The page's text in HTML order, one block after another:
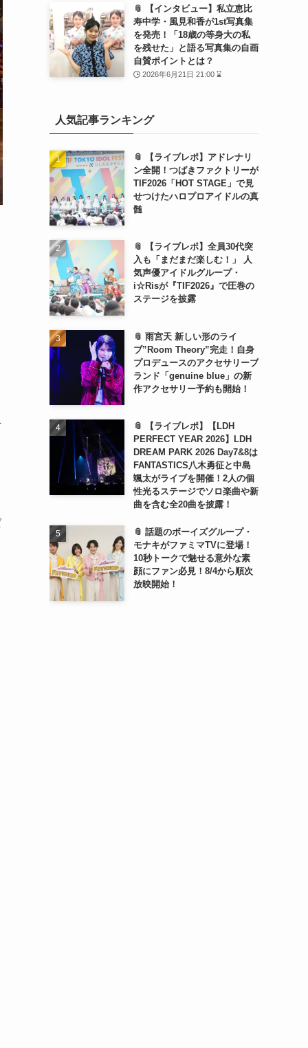
📎 【インタビュー】私立恵比
寿中学・風見和香が1st写真集
を発売！「18歳の等身大の私
を残せた」と語る写真集の自画
自賛ポイントとは？
2026年6月21日 21:00 ⌛
人気記事ランキング
📎 【ライブレポ】アドレナリ
ン全開！つばきファクトリーが
TIF2026「HOT STAGE」で見
せつけたハロプロアイドルの真
髄
📎 【ライブレポ】全員30代突
入も「まだまだ楽しむ！」 人
気声優アイドルグループ・
i☆Risが『TIF2026』で圧巻の
ステージを披露
📎 雨宮天 新しい形のライ
ブ”Room Theory”完走！自身
プロデュースのアクセサリーブ
ランド「genuine blue」の新
作アクセサリー予約も開始！
📎 【ライブレポ】【LDH
PERFECT YEAR 2026】LDH
DREAM PARK 2026 Day7&8は
FANTASTICS八木勇征と中島
颯太がライブを開催！2人の個
性光るステージでソロ楽曲や新
曲を含む全20曲を披露！
📎 話題のボーイズグループ・
モナキがファミマTVに登場！
10秒トークで魅せる意外な素
顔にファン必見！8/4から順次
放映開始！